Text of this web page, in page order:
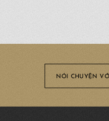
NÓI CHUYỆN